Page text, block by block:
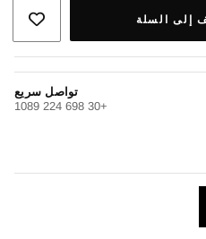
إلى السلة
تواصل سريع
+30 698 224 1089